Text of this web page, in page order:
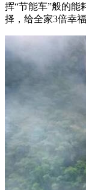
挥“节能车”般的能
择，给全家3倍幸